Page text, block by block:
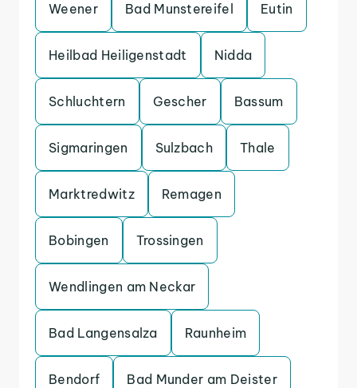
Weener Bad Munstereifel Eutin
Heilbad Heiligenstadt Nidda
Schluchtern Gescher Bassum
Sigmaringen Sulzbach Thale
Marktredwitz Remagen
Bobingen Trossingen
Wendlingen am Neckar
Bad Langensalza Raunheim
Bendorf Bad Munder am Deister